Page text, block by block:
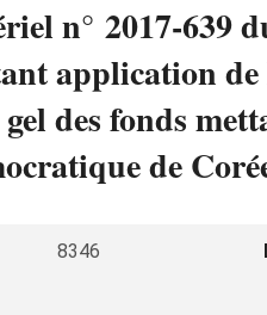
n° 2017-639
application
des fonds
de
8346